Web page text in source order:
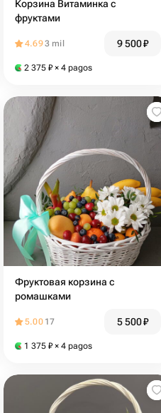
Корзина Витаминка с
фруктами
4.693 mil 9 500₽
2 375 ₽ × 4 pagos
Фруктовая корзина с
ромашками
5.00 17 5 500₽
1 375 ₽ × 4 pagos